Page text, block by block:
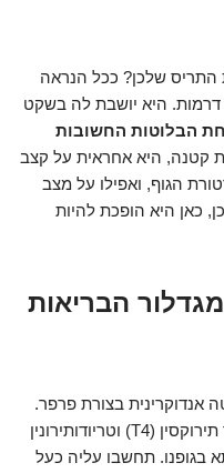
שלכן? ככל הנראה
היא יושבת לה בשקט
הבלוטות החשובות
קטנה, היא אחראית על קצב
הגוף, ואפילו על מצב
כאן היא הופכת להיות
הבריאות
אנדוקרינית בצורת פרפר.
היא מייצרת הורמונים חיוניים – בעיקר תירוקסין (T4) וטריודותירונין